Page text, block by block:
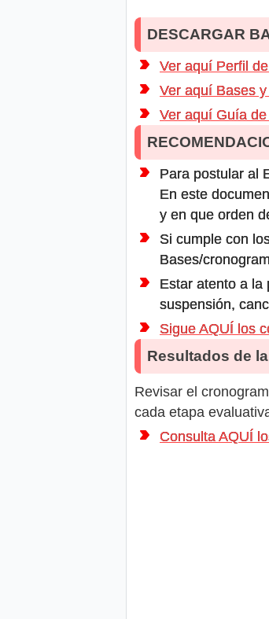
DESCARGAR
Ver aquí Perfil
Ver aquí Bases
Ver aquí Guía
Para postular al
En este
y en que orden
Si cumple con
Bases/
Estar atento a la
suspensión,
Sigue AQUÍ los
Resultados de
Revisar el
cada etapa
Consulta AQUÍ